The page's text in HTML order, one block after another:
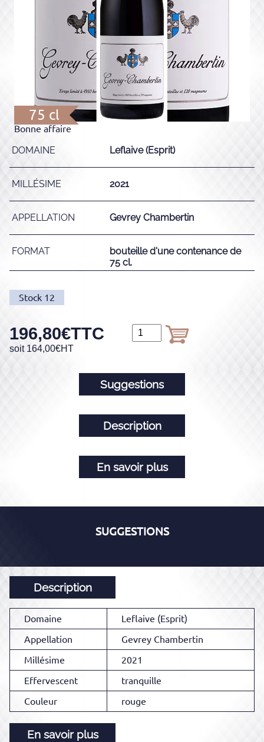
Bonne affaire
75 cl
DOMAINE Leflaive (Esprit)
MILLÉSIME 2021
APPELLATION Gevrey Chambertin
FORMAT
bouteille d'une contenance de
75 cl.
Stock 12
196,80€TTC
soit 164,00€HT
Suggestions
Description
En savoir plus
SUGGESTIONS
Description
Domaine
Leflaive (Esprit)
Appellation
Gevrey Chambertin
Millésime
2021
Effervescent
tranquille
Couleur
rouge
En savoir plus